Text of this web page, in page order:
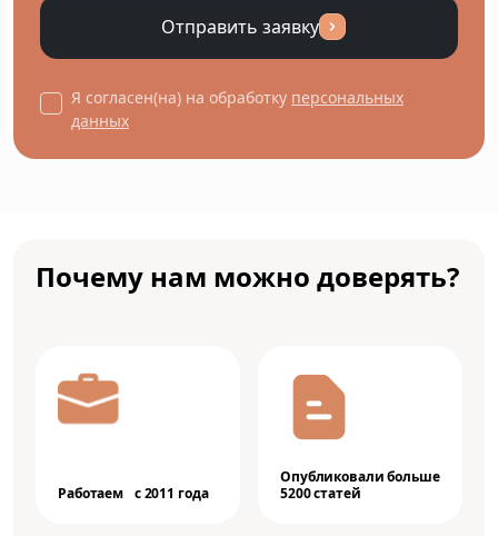
Отправить заявку
Я согласен(на) на обработку персональных
данных
Почему нам можно доверять?
Работаем с 2011 года
Опубликовали больше
5200 статей